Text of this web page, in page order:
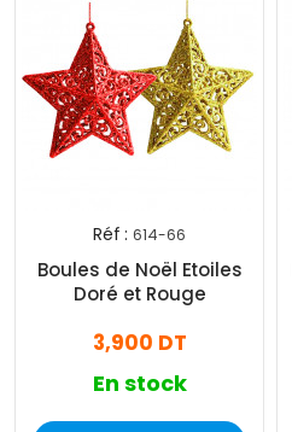
Réf : 614-66
Boules de Noël Etoiles
Doré et Rouge
3,900 DT
En stock